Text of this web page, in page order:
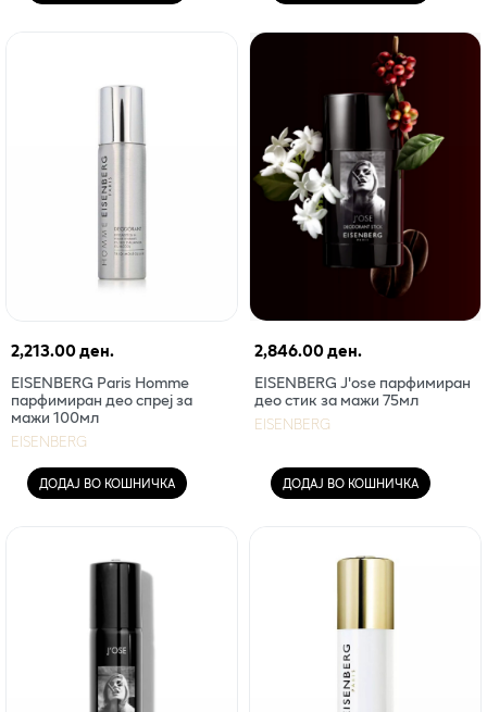
2,213.00 ден.
EISENBERG Paris Homme
парфимиран део спреј за
мажи 100мл
EISENBERG
ДОДАЈ ВО КОШНИЧКА
2,846.00 ден.
EISENBERG J'ose парфимиран
део стик за мажи 75мл
EISENBERG
ДОДАЈ ВО КОШНИЧКА